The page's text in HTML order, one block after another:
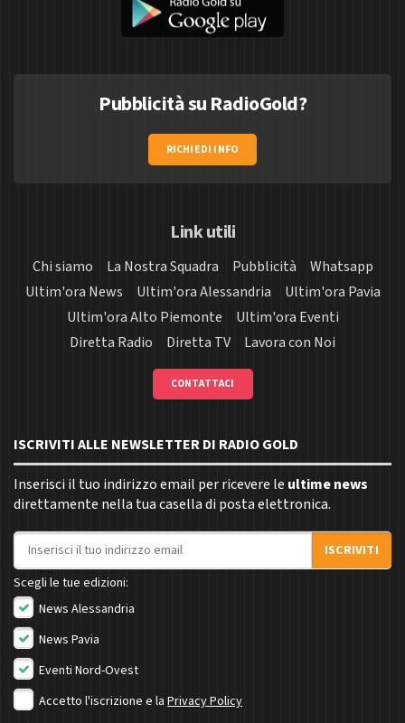
Pubblicità su RadioGold?
RICHIEDI INFO
Link utili
Chi siamo La Nostra Squadra Pubblicità
Whatsapp
Ultim'ora News
Ultim'ora Alessandria
Ultim'ora Pavia
Ultim'ora Alto Piemonte
Ultim'ora Eventi
Diretta Radio
Diretta TV Lavora con Noi
CONTATTACI
ISCRIVITI ALLE NEWSLETTER DI RADIO GOLD
Inserisci il tuo indirizzo email per ricevere le ultime news
direttamente nella tua casella di posta elettronica.
Indirizzo email
ISCRIVITI
Scegli le tue edizioni:
News Alessandria
News Pavia
Eventi Nord-Ovest
Accetto l'iscrizione e la Privacy Policy